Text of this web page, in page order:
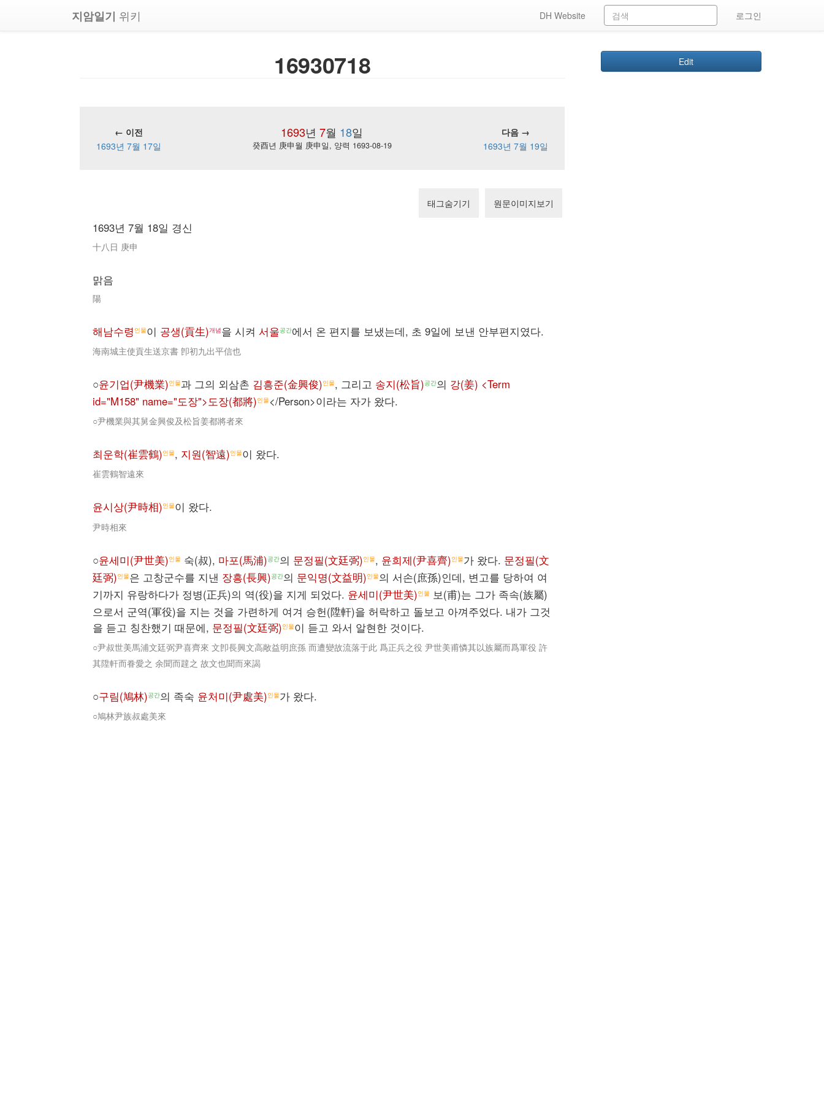
지암일기 위키 로그인
DH Website
16930718
1693년 7월 18일
← 이전
다음 →
1693년 7월 17일
癸酉년 庚申월 庚申일, 양력 1693-08-19 1693년 7월 19일
태그숨기기 원문이미지보기
1693년 7월 18일 경신
十八日 庚申
맑음
陽
해남수령 인물이 공생(貢生)개념을 시켜 서울공간에서 온 편지를 보냈는데, 초 9일에 보낸 안부편지였다.
海南城主使貢生送京書 卽初九出平信也
○윤기업(尹機業)인물과 그의 외삼촌 김흥준(金興俊)인물, 그리고 송지(松旨)공간의 강(姜) <Term
id="M158" name="도장">도장(都將)인물</Person>이라는 자가 왔다.
○尹機業與其舅金興俊及松旨姜都將者來
최운학(崔雲鶴)인물, 지원(智遠)인물이 왔다.
崔雲鶴智遠來
윤시상(尹時相)인물이 왔다.
尹時相來
○윤세미(尹世美)인물 숙(叔), 마포(馬浦)공간의 문정필(文廷弼)인물, 윤희제(尹喜齊)인물가 왔다. 문정필(文
廷弼)인물은 고창군수를 지낸 장흥(長興)공간의 문익명(文益明)인물의 서손(庶孫)인데, 변고를 당하여 여
기까지 유랑하다가 정병(正兵)의 역(役)을 지게 되었다. 윤세미(尹世美)인물 보(甫)는 그가 족속(族屬)
으로서 군역(軍役)을 지는 것을 가련하게 여겨 승헌(陞軒)을 허락하고 돌보고 아껴주었다. 내가 그것
을 듣고 칭찬했기 때문에, 문정필(文廷弼)인물이 듣고 와서 알현한 것이다.
○尹叔世美馬浦文廷弼尹喜齊來 文卽長興文高敞益明庶孫 而遭變故流落于此 爲正兵之役 尹世美甫憐其以族屬而爲軍役 許
其陞軒而眷愛之 余聞而韙之 故文也聞而來謁
○구림(鳩林)공간의 족숙 윤처미(尹處美)인물가 왔다.
○鳩林尹族叔處美來
Edit